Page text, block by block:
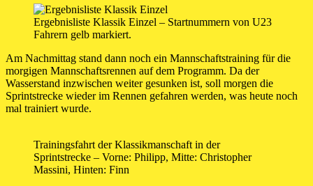
Ergebnisliste Klassik Einzel – Startnummern von U23
Fahrern gelb markiert.
Am Nachmittag stand dann noch ein Mannschaftstraining für die
morgigen Mannschaftsrennen auf dem Programm. Da der
Wasserstand inzwischen weiter gesunken ist, soll morgen die
Sprintstrecke wieder im Rennen gefahren werden, was heute noch
mal trainiert wurde.
Trainingsfahrt der Klassikmanschaft in der
Sprintstrecke – Vorne: Philipp, Mitte: Christopher
Massini, Hinten: Finn